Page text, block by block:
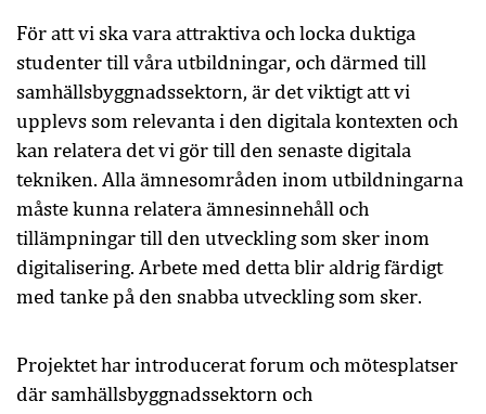
För att vi ska vara attraktiva och locka duktiga
studenter till våra utbildningar, och därmed till
samhällsbyggnadssektorn, är det viktigt att vi
upplevs som relevanta i den digitala kontexten och
kan relatera det vi gör till den senaste digitala
tekniken. Alla ämnesområden inom utbildningarna
måste kunna relatera ämnesinnehåll och
tillämpningar till den utveckling som sker inom
digitalisering. Arbete med detta blir aldrig färdigt
med tanke på den snabba utveckling som sker.
Projektet har introducerat forum och mötesplatser
där samhällsbyggnadssektorn och